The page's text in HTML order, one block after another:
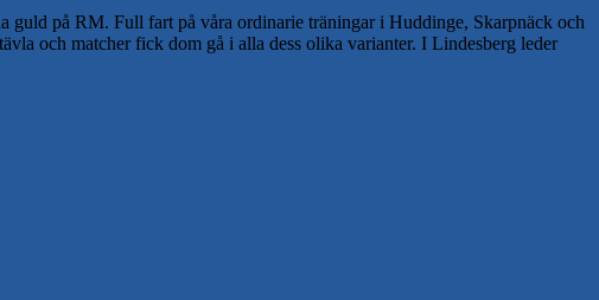
på RM. Full fart på våra ordinarie träningar i Huddinge, Skarpnäck och
och matcher fick dom gå i alla dess olika varianter. I Lindesberg leder